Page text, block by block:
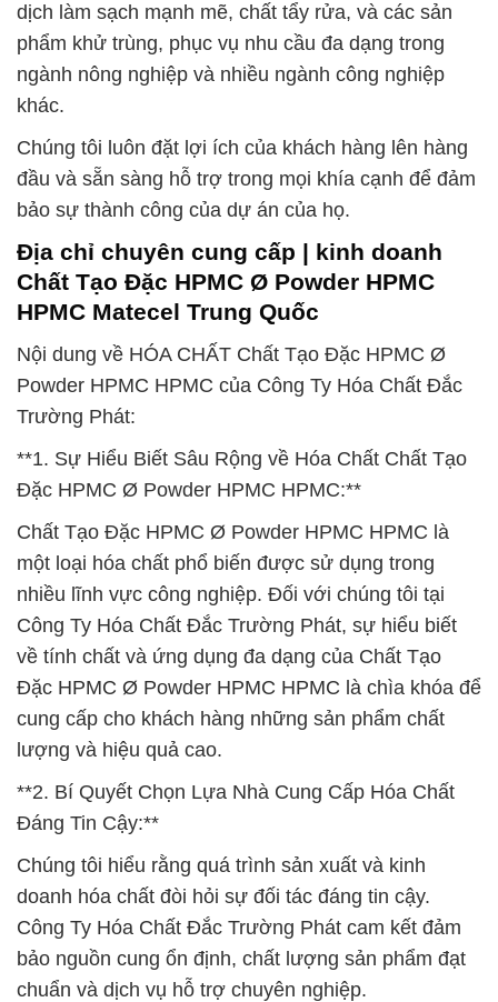
dịch làm sạch mạnh mẽ, chất tẩy rửa, và các sản
phẩm khử trùng, phục vụ nhu cầu đa dạng trong
ngành nông nghiệp và nhiều ngành công nghiệp
khác.
Chúng tôi luôn đặt lợi ích của khách hàng lên hàng
đầu và sẵn sàng hỗ trợ trong mọi khía cạnh để đảm
bảo sự thành công của dự án của họ.
Địa chỉ chuyên cung cấp | kinh doanh
Chất Tạo Đặc HPMC Ø Powder HPMC
HPMC Matecel Trung Quốc
Nội dung về HÓA CHẤT Chất Tạo Đặc HPMC Ø
Powder HPMC HPMC của Công Ty Hóa Chất Đắc
Trường Phát:
**1. Sự Hiểu Biết Sâu Rộng về Hóa Chất Chất Tạo
Đặc HPMC Ø Powder HPMC HPMC:**
Chất Tạo Đặc HPMC Ø Powder HPMC HPMC là
một loại hóa chất phổ biến được sử dụng trong
nhiều lĩnh vực công nghiệp. Đối với chúng tôi tại
Công Ty Hóa Chất Đắc Trường Phát, sự hiểu biết
về tính chất và ứng dụng đa dạng của Chất Tạo
Đặc HPMC Ø Powder HPMC HPMC là chìa khóa để
cung cấp cho khách hàng những sản phẩm chất
lượng và hiệu quả cao.
**2. Bí Quyết Chọn Lựa Nhà Cung Cấp Hóa Chất
Đáng Tin Cậy:**
Chúng tôi hiểu rằng quá trình sản xuất và kinh
doanh hóa chất đòi hỏi sự đối tác đáng tin cậy.
Công Ty Hóa Chất Đắc Trường Phát cam kết đảm
bảo nguồn cung ổn định, chất lượng sản phẩm đạt
chuẩn và dịch vụ hỗ trợ chuyên nghiệp.